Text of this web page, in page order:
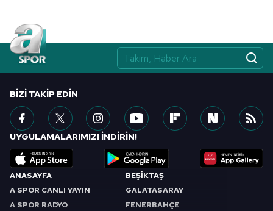
ANASAYFA
A SPOR CANLI YAYIN
A SPOR RADYO
BEŞİKTAŞ
GALATASARAY
FENERBAHÇE
BIZI TAKIP EDIN
UYGULAMALARIMIZI İNDİRİN!